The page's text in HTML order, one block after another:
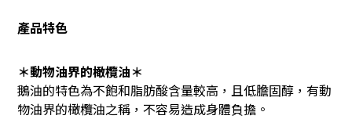
產品特色
＊動物油界的橄欖油＊
鵝油的特色為不飽和脂肪酸含量較高，且低膽固醇，有動
物油界的橄欖油之稱，不容易造成身體負擔。